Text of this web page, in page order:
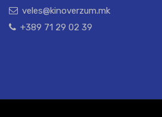
veles@kinoverzum.mk
+389 71 29 02 39